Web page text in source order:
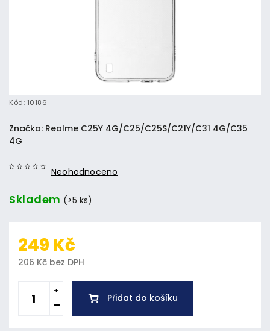
Kód: 10186
Neohodnoceno
Značka: Realme C25Y 4G/C25/C25S/C21Y/C31 4G/C35
4G
Skladem (>5 ks)
249 Kč
206 Kč bez DPH
Přidat do košíku